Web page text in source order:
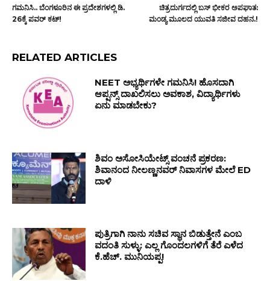
ಗಮನಿಸಿ.. ಬೆಂಗಳೂರಿನ ಈ ಪ್ರದೇಶಗಳಲ್ಲಿ ಡಿ.
26ಕ್ಕೆ ಪವರ್ ಕಟ್!
ಚಿತ್ರದುರ್ಗದಲ್ಲಿ ಬಸ್ ಭೀಕರ​​ ಅಪಘಾತ:
ಮಂಡ್ಯ ಮೂಲದ ಯುವತಿ ಸಜೀವ ದಹನ.!
RELATED ARTICLES
NEET ಅಭ್ಯರ್ಥಿಗಳೇ ಗಮನಿಸಿ! ಹೊಸದಾಗಿ
ಆಪ್ಷನ್ಸ್ ದಾಖಲಿಸಲು ಅವಕಾಶ, ವಿದ್ಯಾರ್ಥಿಗಳು
ಏನು ಮಾಡಬೇಕು?
ಶಿವಂ ಅಸೋಸಿಯೇಟ್ಸ್ ವಂಚನೆ ಪ್ರಕರಣ:
ಶಿವಾನಂದ ನೀಲಣ್ಣನವರ್ ನಿವಾಸಗಳ ಮೇಲೆ ED
ದಾಳಿ
ಪುತ್ರಿಗಾಗಿ ನಾನು ಸಚಿವ ಸ್ಥಾನ ಬಿಡುತ್ತೇನೆ ಎಂಬ
ವದಂತಿ ಸುಳ್ಳು: ಎಲ್ಲ ಗೊಂದಲಗಳಿಗೆ ತೆರೆ ಎಳೆದ
ಕೆ.ಹೆಚ್. ಮುನಿಯಪ್ಪ!